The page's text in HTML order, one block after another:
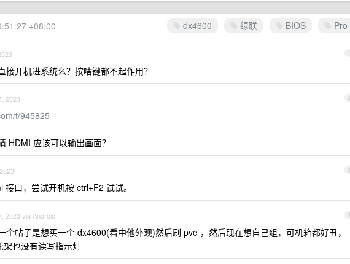
dx4600 绿联 BIOS Pro
+08:00
1
接开机进系统么？按啥键都不起作用？
2
2023
t/945825
HDMI 应该可以输出画面？
3
口，尝试开机按 ctrl+F2 试试。
4
2023 via Android
个帖子是想买一个 dx4600(看中他外观)然后刷 pve ，然后现在想自己组，可机箱都好丑，
也没有读写指示灯